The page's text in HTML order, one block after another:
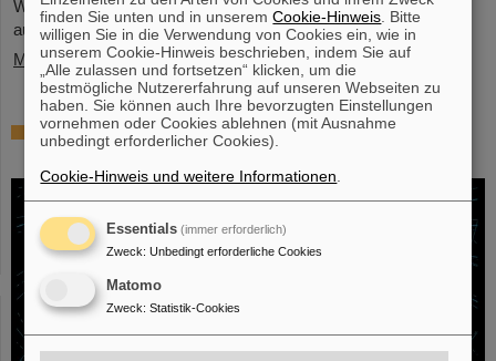
Wissenschaftskolleg*innen mit dem angesehenen Preis
ausgezeichnet, der mit drei Millionen US-Dollar dotiert ist…
Mehr »
Physiker*innen testen Quantentheorie mit
Atomkernen aus einer Kernreaktion
finden Sie unten und in unseremCookie-Hinweis . Bitte
willigen Sie in die Verwendung von Cookies ein, wie in
unserem Cookie-Hinweis beschrieben, indem Sie auf
„Alle zulassen und fortsetzen“ klicken, um die
bestmögliche Nutzererfahrung auf unseren Webseiten zu
haben. Sie können auch Ihre bevorzugten Einstellungen
vornehmen oder Cookies ablehnen (mit Ausnahme
unbedingt erforderlicher Cookies).
Cookie-Hinweis und weitere Informationen
Essentials (immer erforderlich)
Zweck: Unbedingt erforderliche Cookies
Matomo
Zweck: Statistik-Cookies